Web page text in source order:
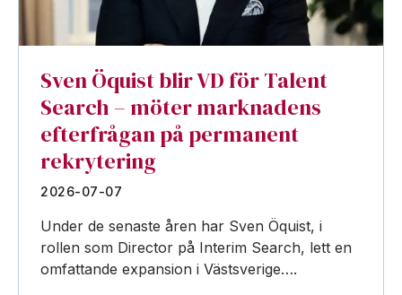
Sven Öquist blir VD för Talent
Search – möter marknadens
efterfrågan på permanent
rekrytering
2026-07-07
Under de senaste åren har Sven Öquist, i
rollen som Director på Interim Search, lett en
omfattande expansion i Västsverige….